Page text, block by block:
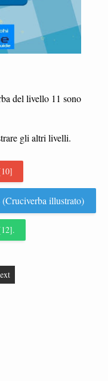
del livello 11 sono
gli altri livelli.
illustrato)